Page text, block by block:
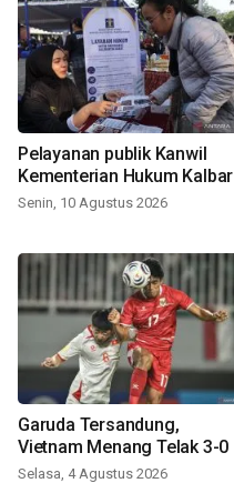
Pelayanan publik Kanwil
Kementerian Hukum Kalbar
Senin, 10 Agustus 2026
Garuda Tersandung,
Vietnam Menang Telak 3-0
Selasa, 4 Agustus 2026